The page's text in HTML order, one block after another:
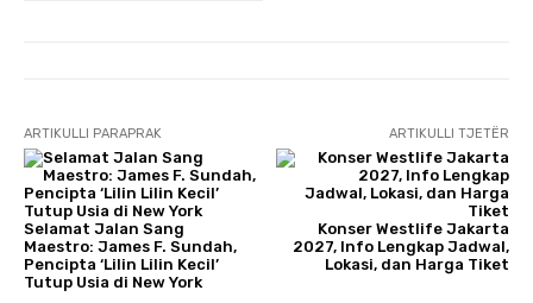
ARTIKULLI PARAPRAK
Selamat Jalan Sang
Maestro: James F. Sundah,
Pencipta ‘Lilin Lilin Kecil’
Tutup Usia di New York
ARTIKULLI TJETËR
Konser Westlife Jakarta
2027, Info Lengkap Jadwal,
Lokasi, dan Harga Tiket